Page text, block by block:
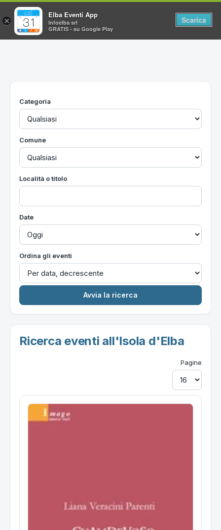
Home
Utilità
Categoria
Comune
Località o titolo
Date
Ordina gli eventi
Ricerca eventi all'Isola d'Elba
Pagine
×
Elba Eventi App
Infoelba srl
GRATIS - su Google Play
Scarica